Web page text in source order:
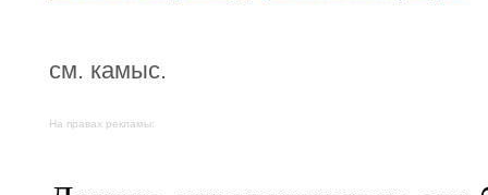
см. камыс.
На правах рекламы: